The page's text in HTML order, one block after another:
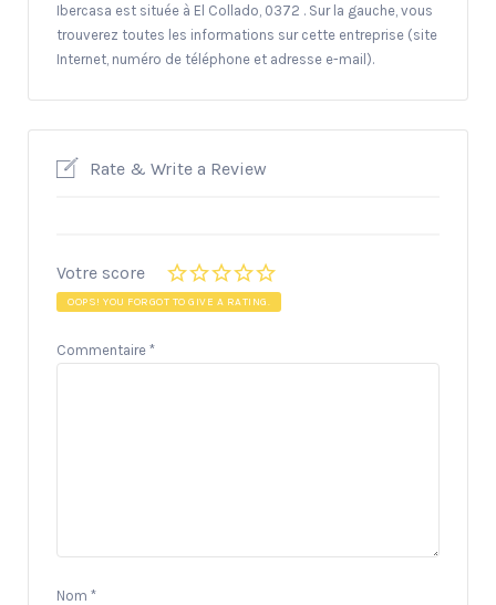
Ibercasa est située à El Collado, 0372 . Sur la gauche, vous
trouverez toutes les informations sur cette entreprise (site
Internet, numéro de téléphone et adresse e-mail).
Rate & Write a Review
Votre score
OOPS! YOU FORGOT TO GIVE A RATING.
Commentaire *
Nom *